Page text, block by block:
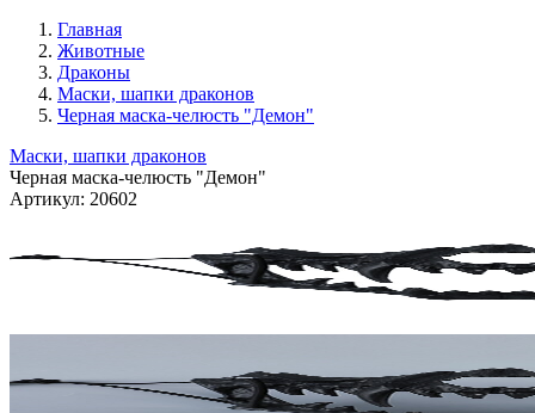
Главная
Животные
Драконы
Маски, шапки драконов
Черная маска-челюсть "Демон"
Маски, шапки драконов
Черная маска-челюсть "Демон"
Артикул: 20602